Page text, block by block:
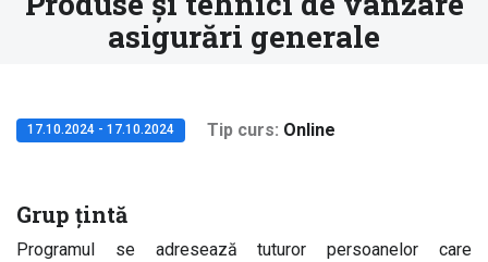
asigurări generale
17.10.2024 - 17.10.2024 Tip curs Online
Grup țintă
Programul se adresează tuturor persoanelor care